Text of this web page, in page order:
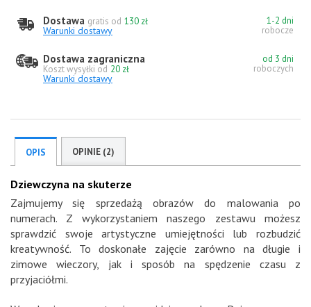
Dostawa gratis od 130 zł
Warunki dostawy
1-2 dni
robocze
Dostawa zagraniczna
Koszt wysyłki od 20 zł
Warunki dostawy
od 3 dni
roboczych
OPIS OPINIE (2)
Dziewczyna na skuterze
Zajmujemy się sprzedażą obrazów do malowania po
numerach. Z wykorzystaniem naszego zestawu możesz
sprawdzić swoje artystyczne umiejętności lub rozbudzić
kreatywność. To doskonałe zajęcie zarówno na długie i
zimowe wieczory, jak i sposób na spędzenie czasu z
przyjaciółmi.